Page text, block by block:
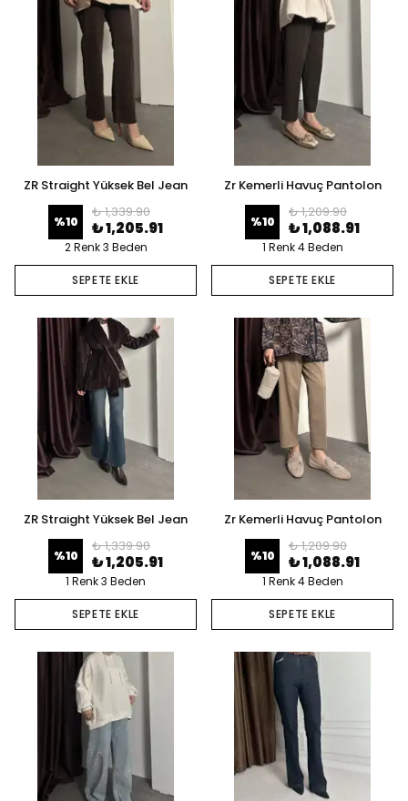
ZR Straight Yüksek Bel Jean
%10
₺ 1,339.90
₺ 1,205.91
2 Renk 3 Beden
SEPETE EKLE
Zr Kemerli Havuç Pantolon
%10
₺ 1,209.90
₺ 1,088.91
1 Renk 4 Beden
SEPETE EKLE
ZR Straight Yüksek Bel Jean
%10
₺ 1,339.90
₺ 1,205.91
1 Renk 3 Beden
SEPETE EKLE
Zr Kemerli Havuç Pantolon
%10
₺ 1,209.90
₺ 1,088.91
1 Renk 4 Beden
SEPETE EKLE